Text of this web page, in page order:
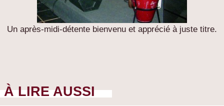
Un après-midi-détente bienvenu et apprécié à juste titre.
À LIRE AUSSI